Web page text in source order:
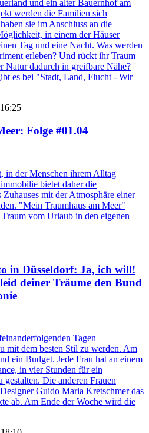
und ein alter Bauernhof am
werden die Familien sich
sie im Anschluss an die
in einem der Häuser
Tag und eine Nacht. Was werden
erleben? Und rückt ihr Traum
Natur dadurch in greifbare Nähe?
es bei "Stadt, Land, Flucht - Wir
16:25
: Folge #01.04
in der Menschen ihrem Alltag
bietet daher die
mit der Atmosphäre einer
"Mein Traumhaus am Meer"
vom Urlaub in den eigenen
in Düsseldorf: Ja, ich will!
deiner Träume den Bund
Tagen
mit dem besten Stil zu werden. Am
ein Budget. Jede Frau hat an einem
in vier Stunden für ein
Die anderen Frauen
Guido Maria Kretschmer das
ab. Am Ende der Woche wird die